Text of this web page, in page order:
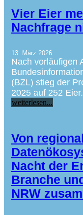
Vier Eier
Nachfrage
13. März 2026
Nach vorläufigen
(BZL) stieg der
2025 auf 252
weiterlesen...
Von
Nacht der
Branche
NRW